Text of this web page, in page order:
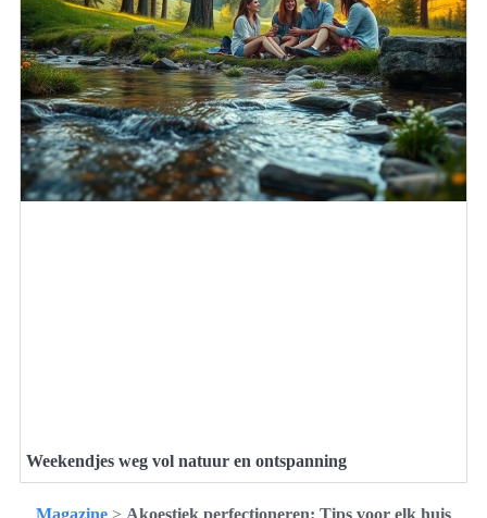
Weekendjes weg vol natuur en ontspanning